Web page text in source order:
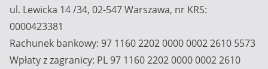
ul. Lewicka 14 /34, 02-547 Warszawa, nr KRS:
0000423381
Rachunek bankowy: 97 1160 2202 0000 0002 2610 5573
Wpłaty z zagranicy: PL 97 1160 2202 0000 0002 2610